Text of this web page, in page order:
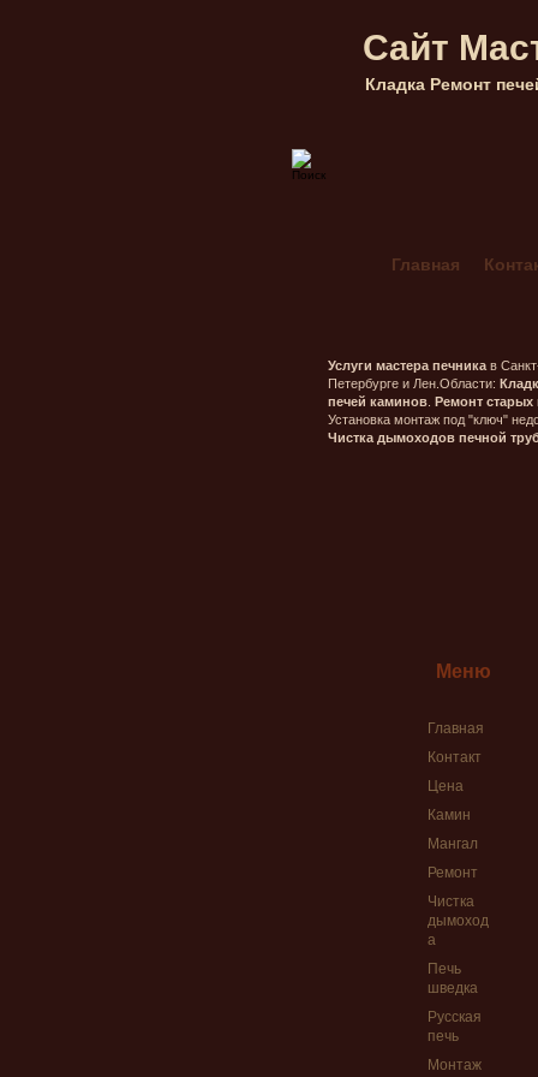
Сайт
Кладка Ремонт
Главная
Мангал
Печник в
Печник в
Печник в
Печник в
Ремонт печи на
Русская печь —
Услуги
Услуги
Фото работ
Услуги мастера печника в
Петербурге и Лен.Области:
печей каминов Ремонт старых
Установка монтаж под "ключ"
Чистка дымоходов печной
Меню
Главная
Контакт
Цена
Камин
Мангал
Ремонт
Чистка
дымоход
а
Печь
шведка
Русская
печь
Монтаж